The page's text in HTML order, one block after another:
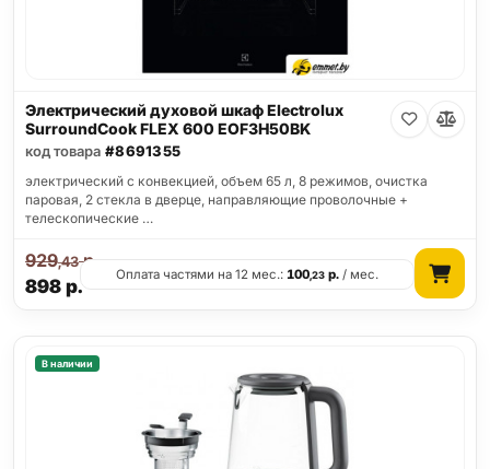
Электрический духовой шкаф Electrolux
SurroundCook FLEX 600 EOF3H50BK
код товара #8691355
электрический с конвекцией, объем 65 л, 8 режимов, очистка
паровая, 2 стекла в дверце, направляющие проволочные +
телескопические …
898р.
929,43р.
Оплата частями на 12 мес.: 100,23 р. / мес.
В наличии